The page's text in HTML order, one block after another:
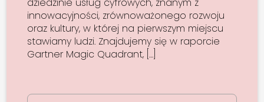
dziedzinie usług cyfrowych, znanym z
innowacyjności, zrównoważonego rozwoju
oraz kultury, w której na pierwszym miejscu
stawiamy ludzi. Znajdujemy się w raporcie
Gartner Magic Quadrant, […]